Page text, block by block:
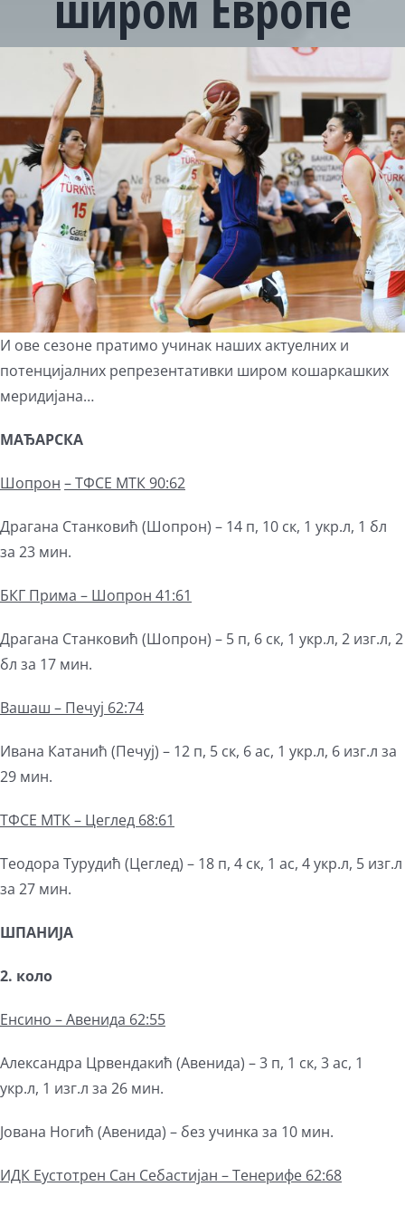
И ове сезоне пратимо учинак наших актуелних и
потенцијалних репрезентативки широм кошаркашких
меридијана…
МАЂАРСКА
Шопрон –ТФСЕ МТК 90:62
Драгана Станковић (Шопрон) – 14 п, 10 ск, 1 укр.л, 1 бл
за 23 мин.
БКГ Прима – Шопрон 41:61
Драгана Станковић (Шопрон) – 5 п, 6 ск, 1 укр.л, 2 изг.л, 2
бл за 17 мин.
Вашаш – Печуј 62:74
Ивана Катанић (Печуј) – 12 п, 5 ск, 6 ас, 1 укр.л, 6 изг.л за
29 мин.
ТФСЕ МТК – Цеглед 68:61
Теодора Турудић (Цеглед) – 18 п, 4 ск, 1 ас, 4 укр.л, 5 изг.л
за 27 мин.
ШПАНИЈА
2. коло
Енсино – Авенида 62:55
Александра Црвендакић (Авенида) – 3 п, 1 ск, 3 ас, 1
укр.л, 1 изг.л за 26 мин.
Јована Ногић (Авенида) – без учинка за 10 мин.
ИДК Еустотрен Сан Себастијан – Тенерифе 62:68